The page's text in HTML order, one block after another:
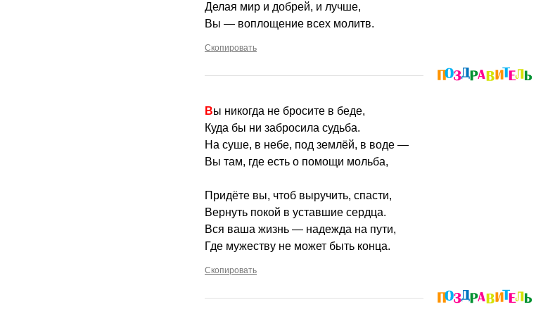
Делая мир и добрей, и лучше,
Вы — воплощение всех молитв.
Скопировать
Вы никогда не бросите в беде,
Куда бы ни забросила судьба.
На суше, в небе, под землёй, в воде —
Вы там, где есть о помощи мольба,
Придёте вы, чтоб выручить, спасти,
Вернуть покой в уставшие сердца.
Вся ваша жизнь — надежда на пути,
Где мужеству не может быть конца.
Скопировать